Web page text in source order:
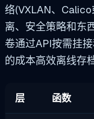
络(VXLAN、
离、安全策略和东
卷通过API按需挂
的成本高效离线存档
层 函数